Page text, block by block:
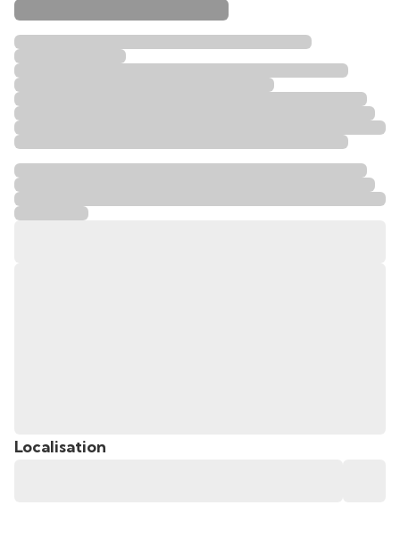
Localisation